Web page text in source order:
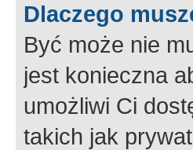
Dlaczego
Być może nie
jest konieczna
umożliwi Ci
takich jak